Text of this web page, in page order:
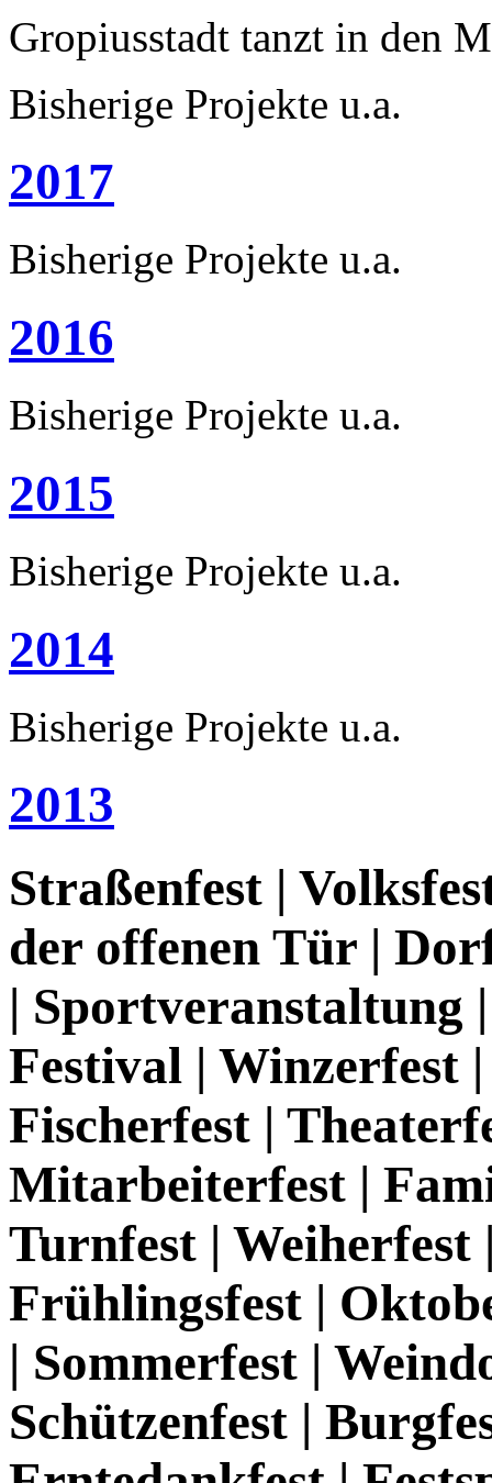
Gropiusstadt tanzt in den
Bisherige Projekte u.a.
2017
Bisherige Projekte u.a.
2016
Bisherige Projekte u.a.
2015
Bisherige Projekte u.a.
2014
Bisherige Projekte u.a.
2013
Straßenfest |
der offenen Tür |
| Sportveranstaltung
Festival | Winzerfest
Fischerfest |
Mitarbeiterfest |
Turnfest | Weiherfest
Frühlingsfest |
| Sommerfest |
Schützenfest |